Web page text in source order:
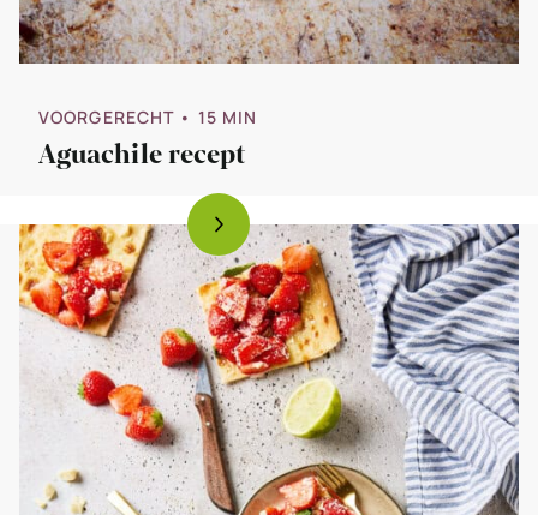
VOORGERECHT • 15 MIN
Aguachile recept